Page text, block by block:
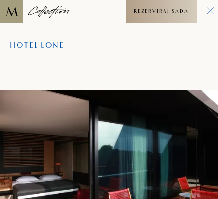
HOTEL LONE
REZERVIRAJ SADA